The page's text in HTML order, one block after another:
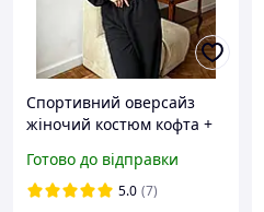
Спортивний оверсайз
жіночий костюм кофта +
(чорний, графіт, сірий,
рожевий)
Готово до відправки
5.0 (7)